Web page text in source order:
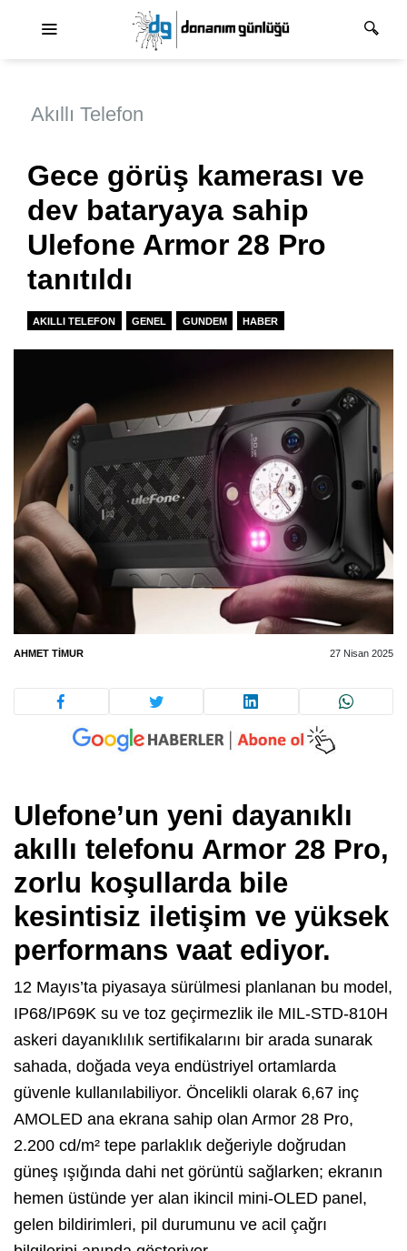
Akıllı Telefon
Gece görüş kamerası ve
dev bataryaya sahip
Ulefone Armor 28 Pro
tanıtıldı
AKILLI TELEFON GENEL GUNDEM HABER
AHMET TIMUR 27 Nisan 2025
Ulefone’un yeni dayanıklı
akıllı telefonu Armor 28 Pro,
zorlu koşullarda bile
kesintisiz iletişim ve yüksek
performans vaat ediyor.
12 Mayıs’ta piyasaya sürülmesi planlanan bu model,
IP68/IP69K su ve toz geçirmezlik ile MIL-STD-810H
askeri dayanıklılık sertifikalarını bir arada sunarak
sahada, doğada veya endüstriyel ortamlarda
güvenle kullanılabiliyor. Öncelikli olarak 6,67 inç
AMOLED ana ekrana sahip olan Armor 28 Pro,
2.200 cd/m² tepe parlaklık değeriyle doğrudan
güneş ışığında dahi net görüntü sağlarken; ekranın
hemen üstünde yer alan ikincil mini-OLED panel,
gelen bildirimleri, pil durumunu ve acil çağrı